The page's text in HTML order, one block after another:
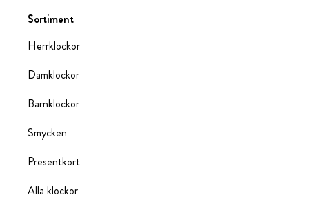
Sortiment
Herrklockor
Damklockor
Barnklockor
Smycken
Presentkort
Alla klockor